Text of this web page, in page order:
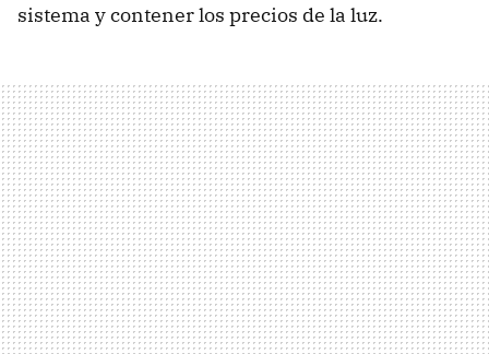
sistema y contener los precios de la luz.